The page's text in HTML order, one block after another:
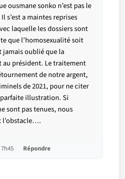
ousmane sonko n’est pas le
s’est a maintes reprises
laquelle les dossiers sont
que l’homosexualité soit
oublié que la
président. Le traitement
de notre argent,
de 2021, pour ne citer
illustration. Si
sont pas tenues, nous
l’obstacle….
Répondre